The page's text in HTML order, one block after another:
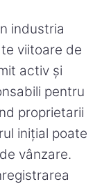
industria
viitoare de
activ și
pentru
proprietarii
inițial poate
vânzare.